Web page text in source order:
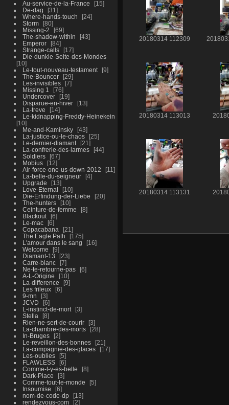
Au-service-de-la-France
15
De-dag
31
Where-hands-touch
24
Storm
80
Missing-2
69
The-shadow-within
43
Emperor
84
Strange-calls
17
Die-dunkle-Seite-des-Mondes
10
Le-tout-nouveau-testament
9
The-Bouncer
29
Les-invisibles
7
Missing 1
76
Undercover
19
Disparue-en-hiver
13
La-treve
14
Le-kidnapping-Freddy-Heinekein
10
Me-and-Kaminsky
43
La-justice-ou-le-chaos
25
Le-dernier-diamant
21
La-confrerie-des-larmes
44
Soldiers
67
Mobius
12
Air-force-one-us-down-2012
11
La-belle-du-seigneur
4
Upgrade
13
Love-Eternal
10
Die-Erfindung-der-Liebe
20
The-hunters
10
Ceinture-de-femme
8
Blackout
6
Le-mac
6
Copacabana
21
The Eagle Path
175
L'amour dans le sang
16
Welcome
9
Diamant-13
23
Carre-blanc
7
Ne-te-retourne-pas
6
A-L-Origine
10
La-difference
9
Les frileux
6
9-mn
3
JCVD
6
L-instinct-de-mort
3
Stella
8
Rien-ne-sert-de-courir
3
La-chambre-des-morts
28
In-Bruges
2
Le-reveillon-des-bonnes
21
La-compagnie-des-glaces
17
Les-oublies
5
FLAWLESS
6
Comme-t-y-es-belle
8
Dark-Place
3
Comme-tout-le-monde
5
Insoumise
6
nom-de-code-dp
13
rendezvous-com
2
20180314 112309
20180314 113013
20180314 113131